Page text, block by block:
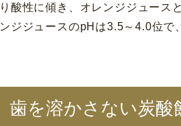
り酸性に傾き、オレンジジュース
ンジジュースのpHは3.5～4.0位で
歯を溶かさない炭酸